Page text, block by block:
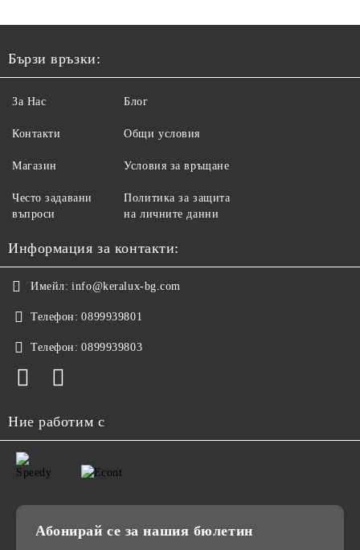
Бързи връзки:
За Нас
Контакти
Магазин
Често задавани
въпроси
Блог
Общи условия
Условия за връщане
Политика за защита
на личните данни
Информация за контакти:
Имейл: info@keralux-bg.com
Телефон: 0899939801
Телефон: 0899939803
Ние работим с
Абонирай се за нашия бюлетин